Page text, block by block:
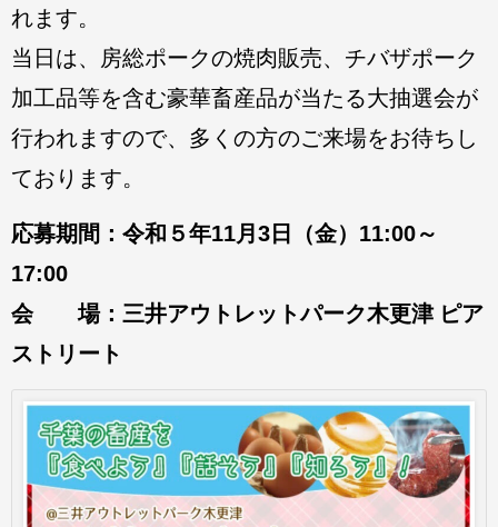
れます。
当日は、房総ポークの焼肉販売、チバザポーク
加工品等を含む豪華畜産品が当たる大抽選会が
行われますので、多くの方のご来場をお待ちし
ております
応募期間 ： 令和５年11月3日（金）11:00～
17:00
会 場：三井アウトレットパーク木更津 ピア
ストリート